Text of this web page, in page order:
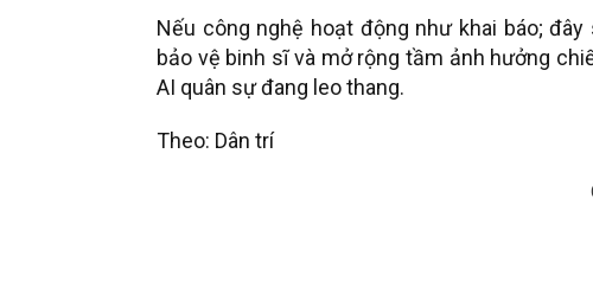
Nếu công nghệ hoạt động như khai báo;
bảo vệ binh sĩ và mở rộng tầm ảnh hưởng
AI quân sự đang leo thang.
Theo: Dân trí